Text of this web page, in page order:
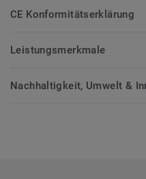
CE Konformitätserklärung
Leistungsmerkmale
Nachhaltigkeit, Umwelt &